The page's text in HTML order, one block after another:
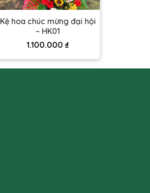
Kệ hoa chúc mừng đại hội
– HK01
1.100.000 ₫